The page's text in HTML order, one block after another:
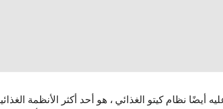
أيضًا نظام كيتو الغذائي ، هو أحد أكثر الأنظمة